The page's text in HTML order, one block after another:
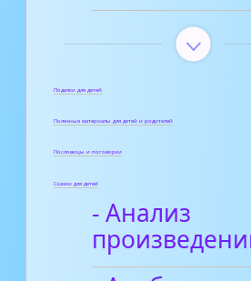
Поделки для детей
Полезные материалы для детей и родителей
Пословицы и поговорки
Сказки для детей
- Анализ